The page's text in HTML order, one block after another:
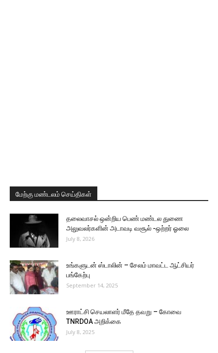
மேற்கு மண்டலம் செய்திகள்
தலைவாசல் ஒன்றிய பெண் மண்டல துணை
அலுவலர்களின் அடாவடி வசூல் -ஒற்றர் ஓலை
July 8, 2026
உங்களுடன் ஸ்டாலின் – சேலம் மாவட்ட ஆட்சியர்
பங்கேற்பு
September 14, 2025
ஊராட்சி செயலாளர் மீதே தவறு – கோவை
TNRDOA அறிக்கை
July 8, 2025